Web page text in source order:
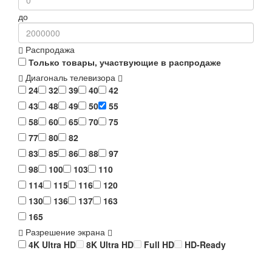
до
Распродажа
Только товары, участвующие в распродаже
Диагональ телевизора
24
32 39 40
42
43
48 49 50
55
58
60 65 70
75
77
80
82
83
85 86 88
97
98
100 103
110
114
115 116
120
130
136 137
163
165
Разрешение экрана
4K Ultra HD
8K Ultra HD Full HD
HD-Ready